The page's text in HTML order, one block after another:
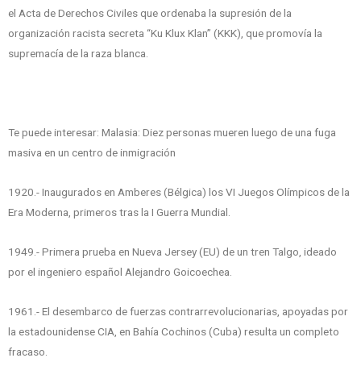
el Acta de Derechos Civiles que ordenaba la supresión de la
organización racista secreta “Ku Klux Klan” (KKK), que promovía la
supremacía de la raza blanca.
Te puede interesar: Malasia: Diez personas mueren luego de una fuga
masiva en un centro de inmigración
1920.- Inaugurados en Amberes (Bélgica) los VI Juegos Olímpicos de la
Era Moderna, primeros tras la I Guerra Mundial.
1949.- Primera prueba en Nueva Jersey (EU) de un tren Talgo, ideado
por el ingeniero español Alejandro Goicoechea.
1961.- El desembarco de fuerzas contrarrevolucionarias, apoyadas por
la estadounidense CIA, en Bahía Cochinos (Cuba) resulta un completo
fracaso.